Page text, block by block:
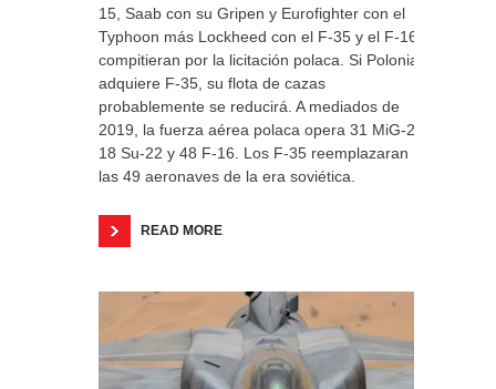
15, Saab con su Gripen y Eurofighter con el
Typhoon más Lockheed con el F-35 y el F-16,
compitieran por la licitación polaca. Si Polonia
adquiere F-35, su flota de cazas
probablemente se reducirá. A mediados de
2019, la fuerza aérea polaca opera 31 MiG-29,
18 Su-22 y 48 F-16. Los F-35 reemplazaran a
las 49 aeronaves de la era soviética.
READ MORE